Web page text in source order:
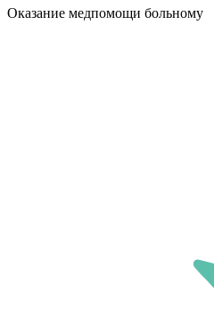
Оказание медпомощи больному